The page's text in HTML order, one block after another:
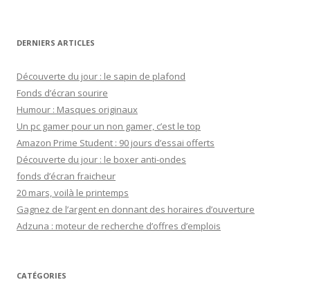
:DERNIERS ARTICLES
Découverte du jour : le sapin de plafond
Fonds d’écran sourire
Humour : Masques originaux
Un pc gamer pour un non gamer, c’est le top
Amazon Prime Student : 90 jours d’essai offerts
Découverte du jour : le boxer anti-ondes
fonds d’écran fraicheur
20 mars, voilà le printemps
Gagnez de l’argent en donnant des horaires d’ouverture
Adzuna : moteur de recherche d’offres d’emplois
CATÉGORIES